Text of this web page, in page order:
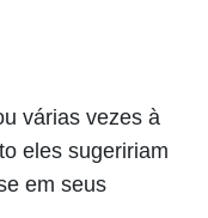
várias vezes à
eles sugeririam
em seus